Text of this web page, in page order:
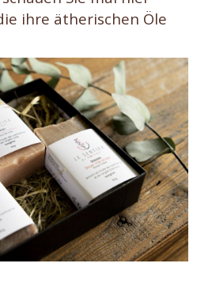
ihre ätherischen Öle